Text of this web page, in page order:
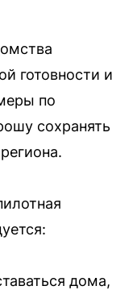
готовности и
по
сохранять
дома,